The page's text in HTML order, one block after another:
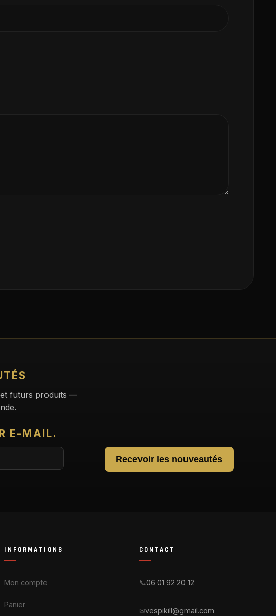
futurs produits —
E-MAIL.
Recevoir les nouveautés
INFORMATIONS
Mon compte
Panier
CONTACT
📞06 01 92 20 12
✉vespikill@gmail.com